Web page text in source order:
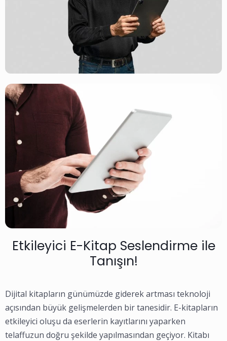
Etkileyici E-Kitap Seslendirme ile
Tanışın!
Dijital kitapların günümüzde giderek artması teknoloji
açısından büyük gelişmelerden bir tanesidir. E-kitapların
etkileyici oluşu da eserlerin kayıtlarını yaparken
telaffuzun doğru şekilde yapılmasından geçiyor. Kitabı